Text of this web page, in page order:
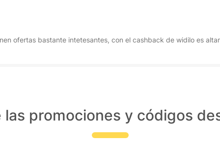
ofertas bastante intetesantes, con el cashback de widilo es
promociones y códigos